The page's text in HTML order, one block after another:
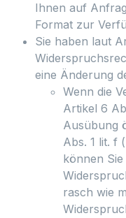
Ihnen auf
Format zur
Sie haben laut
eine Änderung
Wenn die
Artikel 6
Ausübung
Abs. 1 lit. f
können
rasch wie